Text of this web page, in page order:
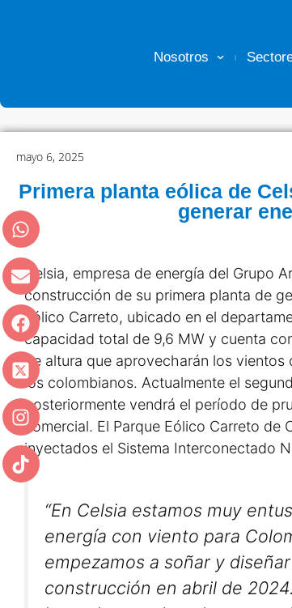
Nosotros
mayo 6, 2025
Primera planta eólica de
generar
Celsia, empresa de energía del Grupo
construcción de su primera planta de
eólico Carreto, ubicado en el
capacidad total de 9,6 MW y cuenta
de altura que aprovecharán los
los colombianos. Actualmente el
posteriormente vendrá el período de
comercial. El Parque Eólico Carreto de
inyectados el Sistema Interconectado
“En Celsia estamos muy
energía con viento para
empezamos a soñar y
construcción en abril de